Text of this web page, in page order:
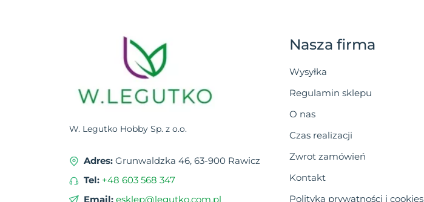
Mimoza
Miskant chiński
Motylek
Mydlnica
Nachyłek
W. Legutko Hobby Sp. z o.o.
Adres: Grunwaldzka 46, 63-900 Rawicz
Tel: +48 603 568 347
Email: esklep@legutko.com.pl
Nasza firma
Wysyłka
Regulamin sklepu
O nas
Czas realizacji
Zwrot zamówień
Kontakt
Polityka prywatności i cookies